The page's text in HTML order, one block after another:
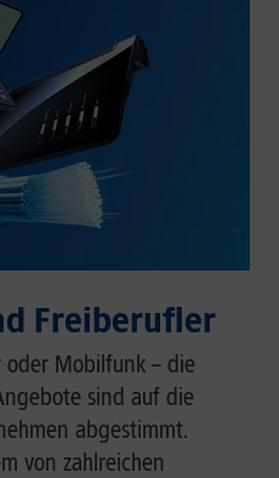
Freiberufler
oder Mobilfunk – die
sind auf die
abgestimmt.
von zahlreichen